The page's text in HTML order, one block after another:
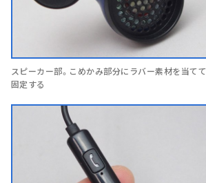
スピーカー部。こめかみ部分にラバー素材を当てて
固定する